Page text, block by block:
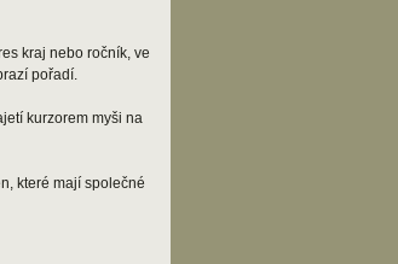
kraj nebo ročník, ve
pořadí.
kurzorem myši na
které mají společné